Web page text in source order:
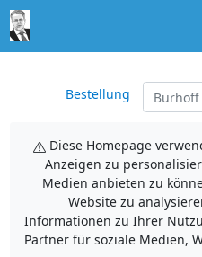
Bestellung
Diese Homepage
Anzeigen zu
Medien anbieten zu
Website zu
Informationen zu Ihrer
Partner für soziale Medien,